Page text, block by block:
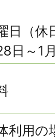
日（休
日～1
利用の